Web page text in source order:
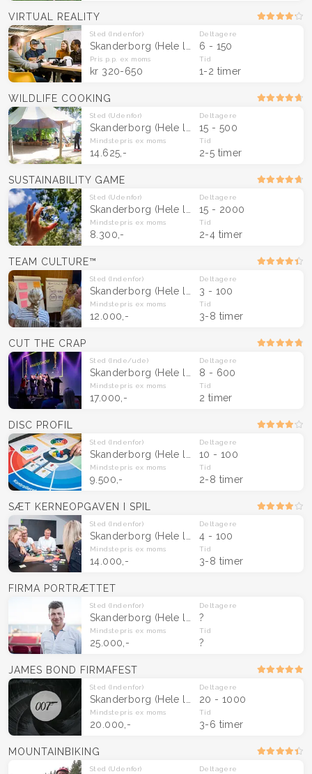
VIRTUAL REALITY
Sted (Indenfor)
Skanderborg (Hele landet)
Deltagere
6 - 150
Pris p.p. ex moms
kr 320-650
Tid
1-2 timer
WILDLIFE COOKING
Sted (Udenfor)
Skanderborg (Hele landet)
Deltagere
15 - 500
Mindstepris ex moms
14.625,-
Tid
2-5 timer
SUSTAINABILITY GAME
Sted (Udenfor)
Skanderborg (Hele landet)
Deltagere
15 - 2000
Mindstepris ex moms
8.300,-
Tid
2-4 timer
TEAM CULTURE™
Sted (Indenfor)
Skanderborg (Hele landet)
Deltagere
3 - 100
Mindstepris ex moms
12.000,-
Tid
3-8 timer
CUT THE CRAP
Sted (Inde/ude)
Skanderborg (Hele landet)
Deltagere
8 - 600
Mindstepris ex moms
17.000,-
Tid
2 timer
DISC PROFIL
Sted (Indenfor)
Skanderborg (Hele landet)
Deltagere
10 - 100
Mindstepris ex moms
9.500,-
Tid
2-8 timer
SÆT KERNEOPGAVEN I SPIL
Sted (Indenfor)
Skanderborg (Hele landet)
Deltagere
4 - 100
Mindstepris ex moms
14.000,-
Tid
3-8 timer
FIRMA PORTRÆTTET
Sted (Indenfor)
Skanderborg (Hele landet)
Deltagere
?
Mindstepris ex moms
25.000,-
Tid
?
JAMES BOND FIRMAFEST
Sted (Indenfor)
Skanderborg (Hele landet)
Deltagere
20 - 1000
Mindstepris ex moms
20.000,-
Tid
3-6 timer
MOUNTAINBIKING
Sted (Udenfor) Deltagere